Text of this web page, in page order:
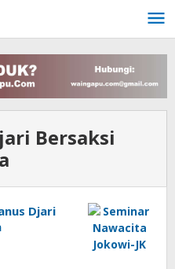
Bersaksi
Djari